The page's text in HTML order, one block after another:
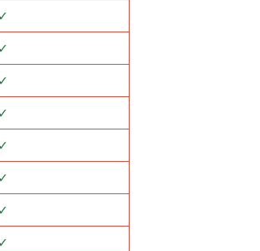
✓
✓
✓
✓
✓
✓
✓
✓